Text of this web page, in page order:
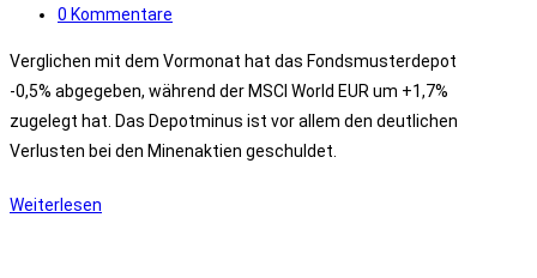
Kategorie:
Beitrags-
0 Kommentare
Verglichen mit dem Vormonat hat das Fondsmusterdepot
-0,5% abgegeben, während der MSCI World EUR um +1,7%
zugelegt hat. Das Depotminus ist vor allem den deutlichen
Verlusten bei den Minenaktien geschuldet.
Weiterlesen